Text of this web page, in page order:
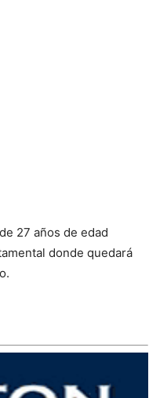
27 años de edad
donde quedará